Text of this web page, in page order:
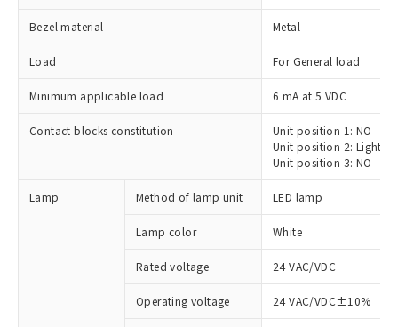
Bezel material Metal
Load For General load
Minimum applicable load 6 mA at 5 VDC
Contact blocks constitution
Unit position 1: NO
Unit position 2:
Unit position 3: NO
Lamp Method of lamp unit LED lamp
Lamp color White
Rated voltage 24 VAC/VDC
Operating voltage 24 VAC/VDC±10%
※1 対応状況